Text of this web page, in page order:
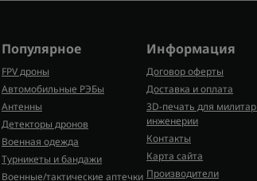
Популярное
FPV дроны
Автомобильные РЭБы
Антенны
Детекторы дронов
Военная одежда
Турникеты и бандажи
Военные/тактические аптечки
Информация
Договор оферты
Доставка и оплата
3D-печать для
инженерии
Контакты
Карта сайта
Производители